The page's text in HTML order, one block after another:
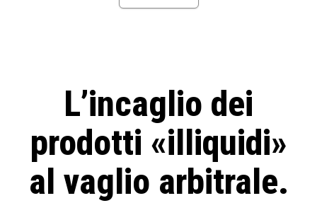
L’incaglio dei
prodotti «illiquidi»
al vaglio arbitrale.